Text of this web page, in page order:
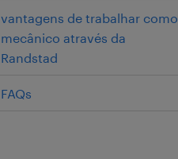
vantagens de trabalhar como
mecânico através da
Randstad
FAQs